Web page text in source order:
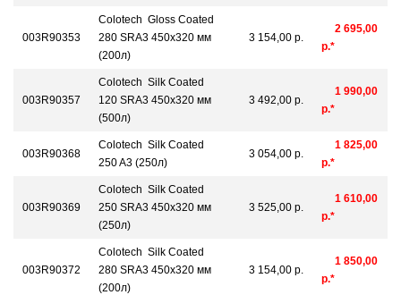
003R90353
Colotech Gloss Coated
280 SRA3 450x320 мм
(200л)
3 154,00 р.
2 695,00
р.*
003R90357
Colotech Silk Coated
120 SRA3 450x320 мм
(500л)
3 492,00 р.
1 990,00
р.*
003R90368
Colotech Silk Coated
250 A3 (250л)
3 054,00 р.
1 825,00
р.*
003R90369
Colotech Silk Coated
250 SRA3 450x320 мм
(250л)
3 525,00 р.
1 610,00
р.*
003R90372
Colotech Silk Coated
280 SRA3 450x320 мм
(200л)
3 154,00 р.
1 850,00
р.*